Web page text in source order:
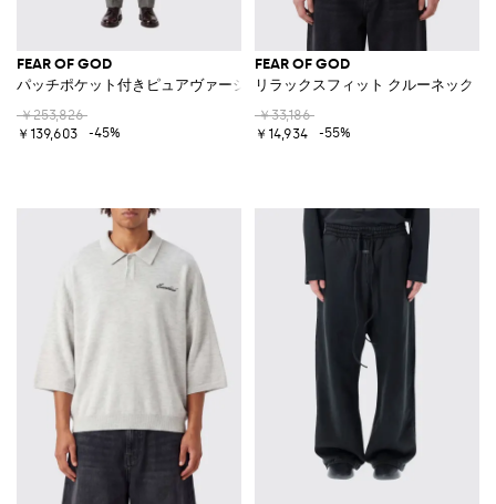
FEAR OF GOD
パッチポケット付きピュアヴァージンウール シングルブレストロングコ
￥253,826
￥139,603
-45%
FEAR OF GOD
リラックスフィット クルーネック
￥33,186
￥14,934
-55%